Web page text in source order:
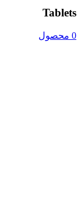
Tablets
0 محصول